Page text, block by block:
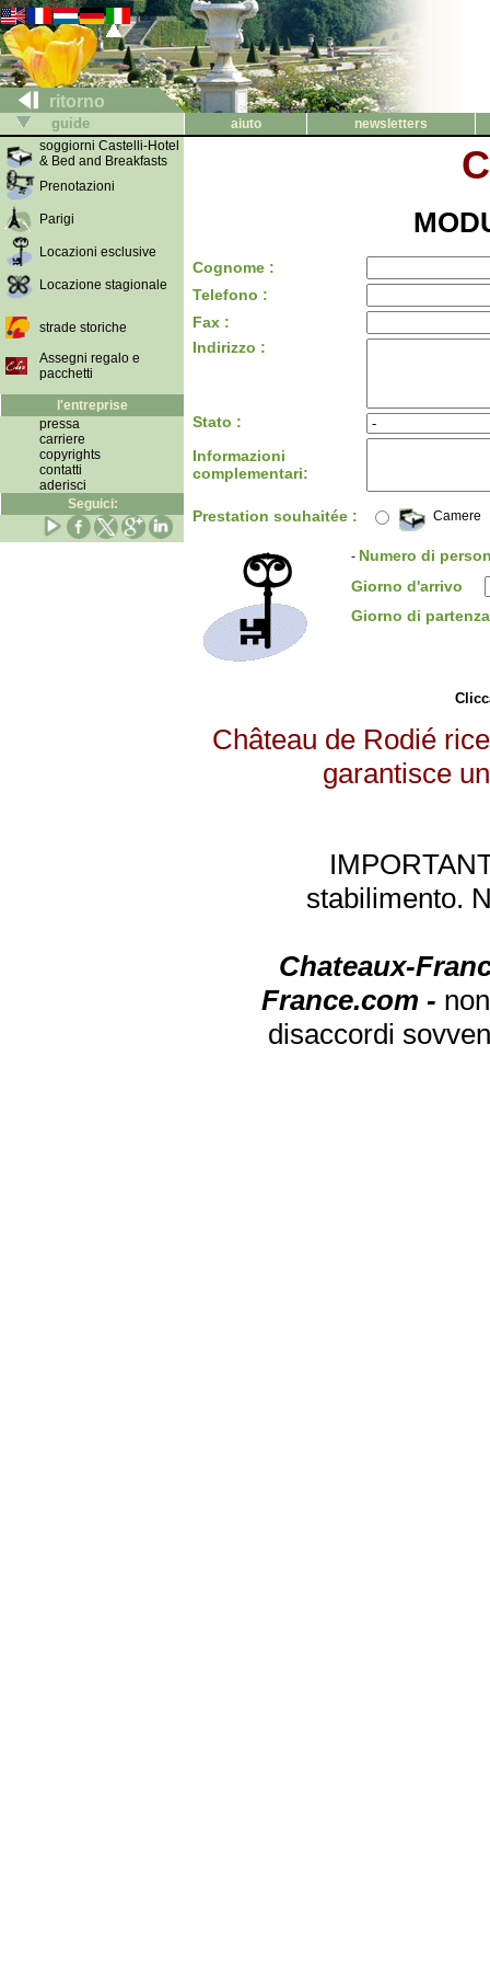
ritorno
guide aiuto
newsletters
soggiorni Castelli-Hotel
& Bed and Breakfasts
Prenotazioni
Parigi
Locazioni esclusive
Locazione stagionale
strade storiche
Assegni regalo e
pacchetti
l'entreprise
pressa
carriere
copyrights
contatti
aderisci
Seguici:
Cognome :
Telefono :
Fax :
Indirizzo :
Stato :
Informazioni
complementari:
Prestation souhaitée : Camere
- Numero di
Giorno d'arrivo
Giorno di
Château de Rodié
garantisce
stabilimento.
Chateaux-
France.com -
disaccordi